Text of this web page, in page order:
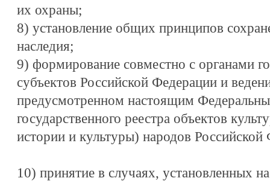
их охраны;
8) установление общих принципов
наследия;
9) формирование совместно с органами
субъектов Российской Федерации и
предусмотренном настоящим
государственного реестра объектов
истории и культуры) народов Российской
10) принятие в случаях, установленных